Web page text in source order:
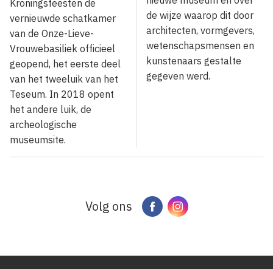
Kroningsfeesten de
vernieuwde schatkamer
van de Onze-Lieve-
Vrouwebasiliek officieel
geopend, het eerste deel
van het tweeluik van het
Teseum. In 2018 opent
het andere luik, de
archeologische
museumsite.
de wijze waarop dit door
architecten, vormgevers,
wetenschapsmensen en
kunstenaars gestalte
gegeven werd.
Volg ons FacebookInstagram